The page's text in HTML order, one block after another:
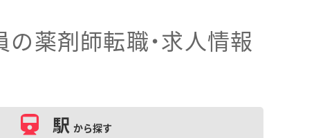
の薬剤師転職・求人情報
駅 から探す